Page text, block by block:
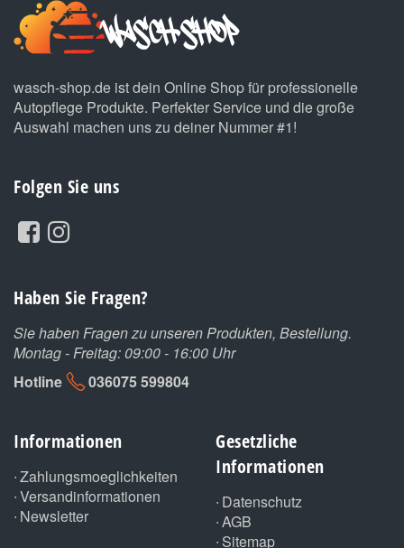
wasch-shop.de ist dein Online Shop für professionelle
Autopflege Produkte. Perfekter Service und die große
Auswahl machen uns zu deiner Nummer #1!
Folgen Sie uns
Haben Sie Fragen?
Sie haben Fragen zu unseren Produkten, Bestellung.
Montag - Freitag: 09:00 - 16:00 Uhr
Hotline
036075 599804
Informationen
Zahlungsmoeglichkeiten
Versandinformationen
Newsletter
Gesetzliche
Informationen
Datenschutz
AGB
Sitemap